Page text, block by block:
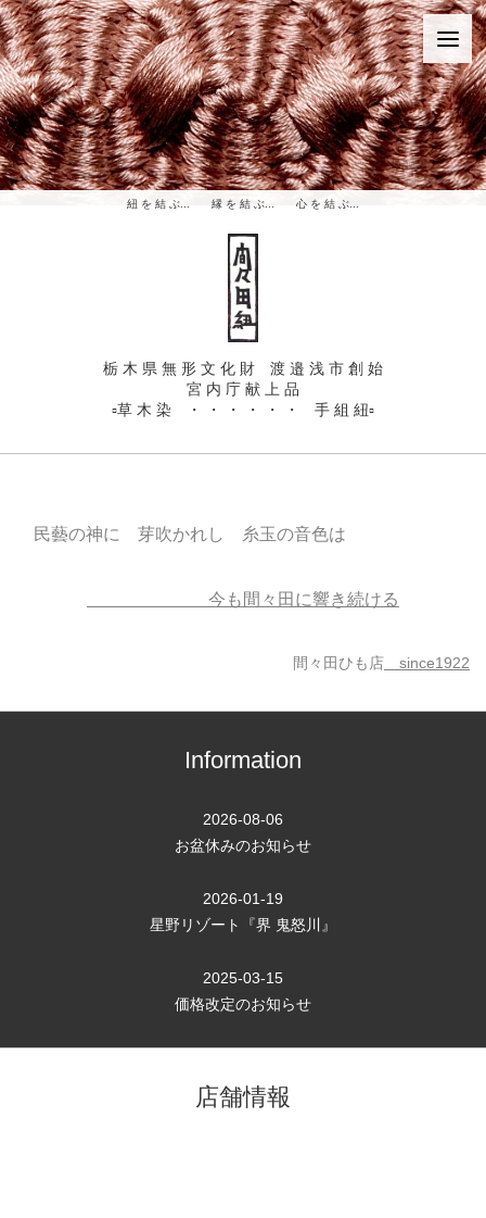
栃 木 県 無 形 文 化 財 渡 邉 浅 市 創 始
宮 内 庁 献 上 品
▫️草 木 染 ・ ・ ・ ・ ・ ・ 手 組 紐▫️
紐 を 結 ぶ... 縁 を 結 ぶ... 心 を 結 ぶ...
帯 紙 ｜ 岡 村 吉 右 衛 門
TRUMP TOWER 『 M E G U 』
t r a d i t i o n a l . . . a v a n t g a r d e
民藝の神に 芽吹かれし 糸玉の音色は
今も間々田に響き続ける
間々田ひも店 since1922
Information
2026-08-06
お盆休みのお知らせ
2026-01-19
星野リゾート『界 鬼怒川』
2025-03-15
価格改定のお知らせ
店舗情報